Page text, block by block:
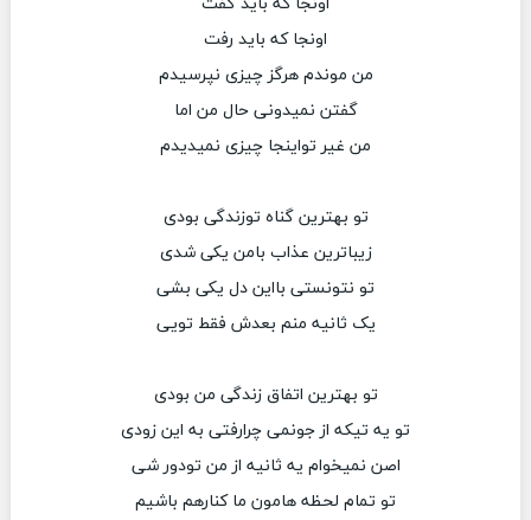
اونجا که باید رفت
من موندم هرگز چیزی نپرسیدم
گفتن نمیدونی حال من اما
من غیر تواینجا چیزی نمیدیدم
تو بهترین گناه توزندگی بودی
زیباترین عذاب بامن یکی شدی
تو نتونستی بااین دل یکی بشی
یک ثانیه منم بعدش فقط تویی
تو بهترین اتفاق زندگی من بودی
تو یه تیکه از جونمی چرارفتی به این زودی
اصن نمیخوام یه ثانیه از من تودور شی
تو تمام لحظه هامون ما کنارهم باشیم